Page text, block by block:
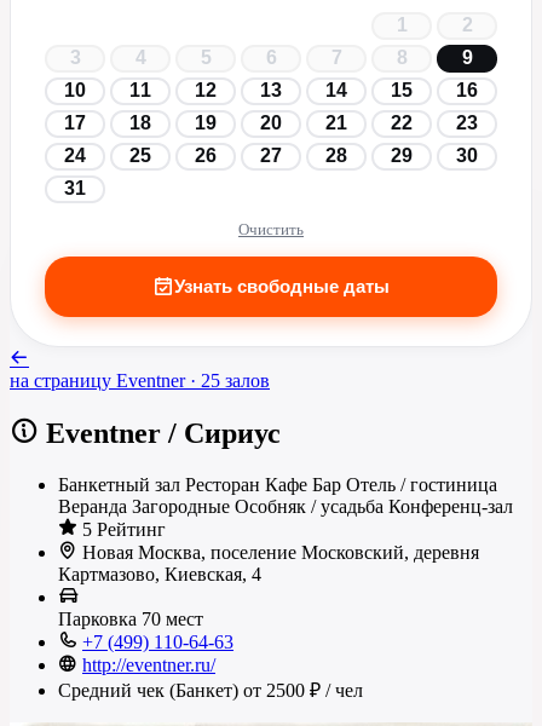
1
2
3
4 5 6 7 8
9
10
11 12 13 14 15
16
17
18 19 20 21 22
23
24
25 26 27 28 29
30
31
Очистить
Узнать свободные даты
на страницу Eventner · 25 залов
Eventner / Сириус
Банкетный зал Ресторан Кафе Бар Отель / гостиница
Веранда Загородные Особняк / усадьба Конференц-зал
5 Рейтинг
Новая Москва, поселение Московский, деревня
Картмазово, Киевская, 4
Парковка 70 мест
+7 (499) 110-64-63
http://eventner.ru/
Средний чек (Банкет) от 2500 ₽ / чел